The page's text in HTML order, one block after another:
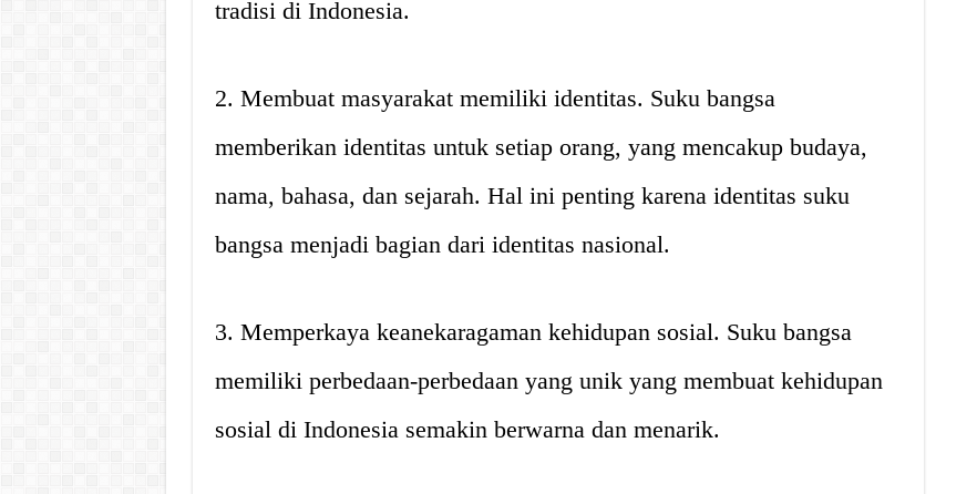
tradisi di Indonesia.
2. Membuat masyarakat memiliki identitas. Suku bangsa
memberikan identitas untuk setiap orang, yang mencakup budaya,
nama, bahasa, dan sejarah. Hal ini penting karena identitas suku
bangsa menjadi bagian dari identitas nasional.
3. Memperkaya keanekaragaman kehidupan sosial. Suku bangsa
memiliki perbedaan-perbedaan yang unik yang membuat kehidupan
sosial di Indonesia semakin berwarna dan menarik.